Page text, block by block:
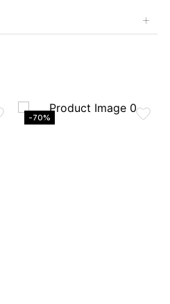
+
-70%